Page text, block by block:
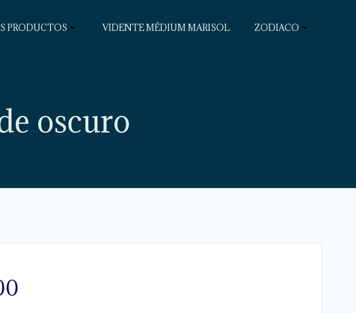
PRODUCTOS VIDENTE MÉDIUM MARISOL ZODIACO
oscuro